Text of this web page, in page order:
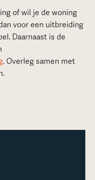
of wil je de woning
voor een uitbreiding
Daarnaast is de
. Overleg samen met